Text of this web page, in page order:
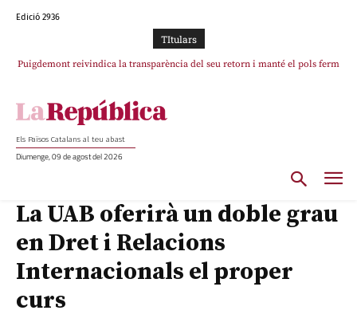
Edició 2936
TItulars
Puigdemont reivindica la transparència del seu retorn i manté el pols ferm
Els Països Catalans al teu abast
Diumenge, 09 de agost del 2026
La UAB oferirà un doble grau
en Dret i Relacions
Internacionals el proper
curs